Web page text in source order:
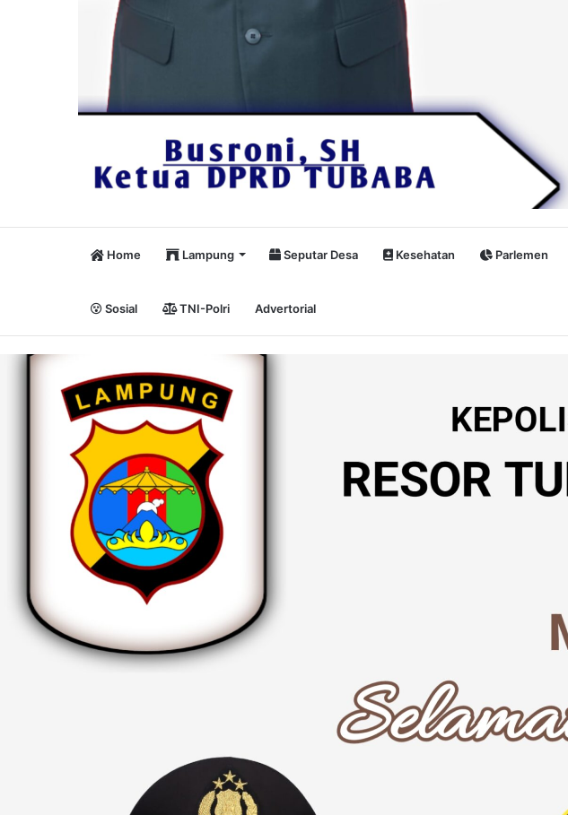
Home Lampung Seputar Desa Kesehatan Parlemen
Sosial TNI-Polri Advertorial